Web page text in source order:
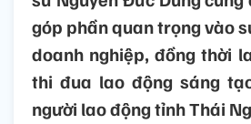
góp phần quan trọng vào
doanh nghiệp, đồng thời
thi đua lao động sáng
người lao động tỉnh Thái